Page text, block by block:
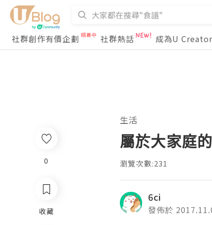
社群創作有價企劃
社群熱話 成為U Creator
生活
屬於大家庭
瀏覽次數:231
6ci
發佈於
0
收藏